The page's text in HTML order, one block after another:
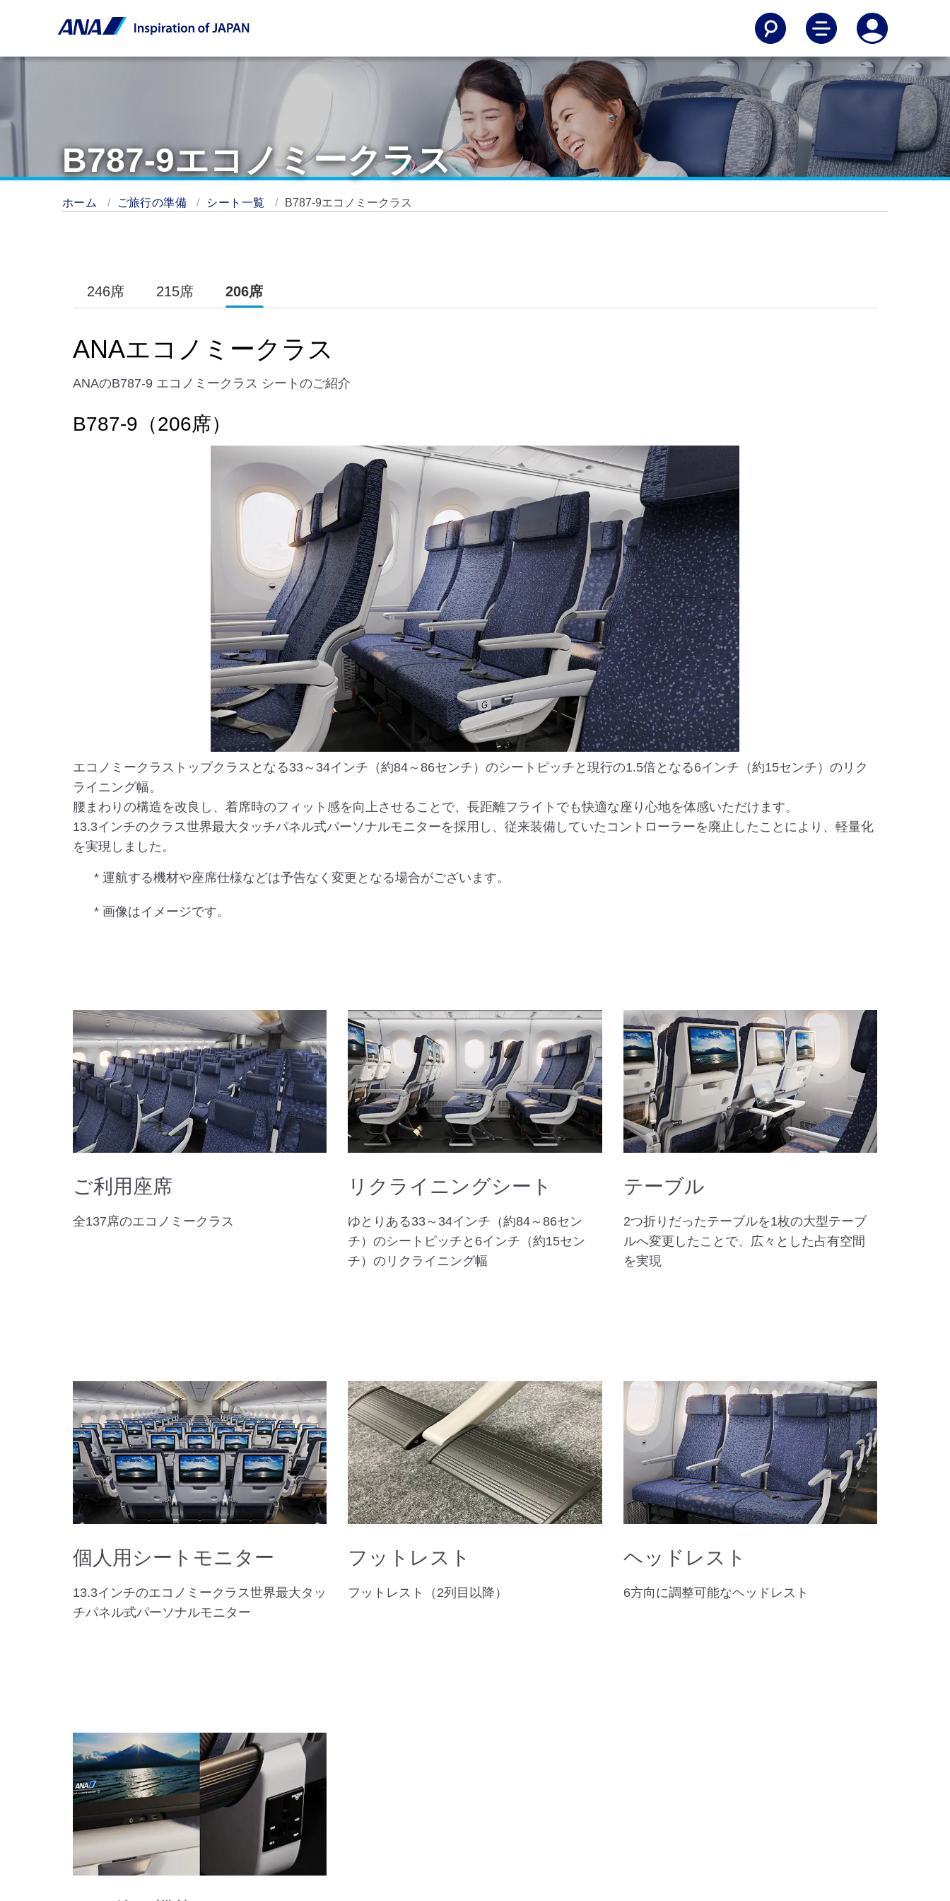
B787-9エコノミークラス
ホーム ご旅行の準備 シート一覧 B787-9エコノミークラス
246席 215席 206席
ANAエコノミークラス
ANAのB787-9 エコノミークラス シートのご紹介
B787-9（206席）
エコノミークラストップクラスとなる33～34インチ（約84～86センチ）のシートピッチと現行の1.5倍となる6インチ（約15センチ）のリク
ライニング幅。
腰まわりの構造を改良し、着席時のフィット感を向上させることで、長距離フライトでも快適な座り心地を体感いただけます。
13.3インチのクラス世界最大タッチパネル式パーソナルモニターを採用し、従来装備していたコントローラーを廃止したことにより、軽量化
を実現しました。
* 運航する機材や座席仕様などは予告なく変更となる場合がございます。
* 画像はイメージです。
ご利用座席
全137席のエコノミークラス
リクライニングシート
ゆとりある33～34インチ（約84～86セン
チ）のシートピッチと6インチ（約15セン
チ）のリクライニング幅
テーブル
2つ折りだったテーブルを1枚の大型テーブ
ルへ変更したことで、広々とした占有空間
を実現
個人用シートモニター
13.3インチのエコノミークラス世界最大タッ
チパネル式パーソナルモニター
フットレスト
フットレスト（2列目以降）
ヘッドレスト
6方向に調整可能なヘッドレスト